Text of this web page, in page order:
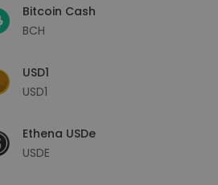
Bitcoin Cash
BCH
USD1
USD1
Ethena USDe
USDE